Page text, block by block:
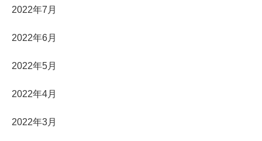
2022年7月
2022年6月
2022年5月
2022年4月
2022年3月